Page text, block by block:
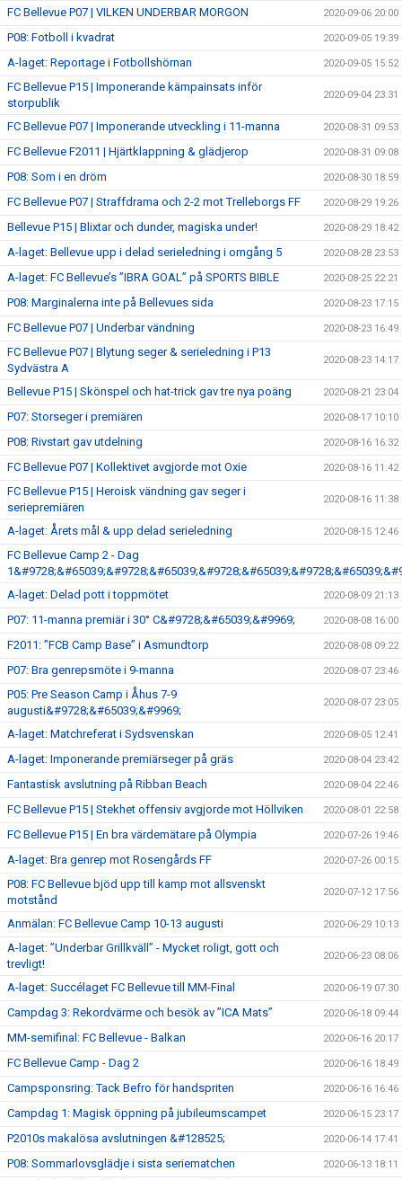
FC Bellevue P07 | VILKEN UNDERBAR MORGON 2020-09-06 20:00
P08: Fotboll i kvadrat 2020-09-05 19:39
A-laget: Reportage i Fotbollshörnan 2020-09-05 15:52
FC Bellevue P15 | Imponerande kämpainsats inför
storpublik
2020-09-04 23:31
FC Bellevue P07 | Imponerande utveckling i 11-manna 2020-08-31 09:53
FC Bellevue F2011 | Hjärtklappning & glädjerop 2020-08-31 09:08
P08: Som i en dröm 2020-08-30 18:59
FC Bellevue P07 | Straffdrama och 2-2 mot Trelleborgs FF 2020-08-29 19:26
Bellevue P15 | Blixtar och dunder, magiska under! 2020-08-29 18:42
A-laget: Bellevue upp i delad serieledning i omgång 5 2020-08-28 23:53
A-laget: FC Bellevue’s ”IBRA GOAL” på SPORTS BIBLE 2020-08-25 22:21
P08: Marginalerna inte på Bellevues sida 2020-08-23 17:15
FC Bellevue P07 | Underbar vändning 2020-08-23 16:49
FC Bellevue P07 | Blytung seger & serieledning i P13
Sydvästra A
2020-08-23 14:17
Bellevue P15 | Skönspel och hat-trick gav tre nya poäng 2020-08-21 23:04
P07: Storseger i premiären 2020-08-17 10:10
P08: Rivstart gav utdelning 2020-08-16 16:32
FC Bellevue P07 | Kollektivet avgjorde mot Oxie 2020-08-16 11:42
FC Bellevue P15 | Heroisk vändning gav seger i
seriepremiären
2020-08-16 11:38
A-laget: Årets mål & upp delad serieledning 2020-08-15 12:46
FC Bellevue Camp 2 - Dag
A-laget: Delad pott i toppmötet
2020-08-09 21:13
P07: 11-manna premiär i 30° C&#9728;&#65039;&#9969; 2020-08-08 16:00
F2011: ”FCB Camp Base” i Asmundtorp 2020-08-08 09:22
P07: Bra genrepsmöte i 9-manna 2020-08-07 23:46
P05: Pre Season Camp i Åhus 7-9
augusti&#9728;&#65039;&#9969;
2020-08-07 23:05
A-laget: Matchreferat i Sydsvenskan 2020-08-05 12:41
A-laget: Imponerande premiärseger på gräs 2020-08-04 23:42
Fantastisk avslutning på Ribban Beach 2020-08-04 22:46
FC Bellevue P15 | Stekhet offensiv avgjorde mot Höllviken 2020-08-01 22:58
FC Bellevue P15 | En bra värdemätare på Olympia 2020-07-26 19:46
A-laget: Bra genrep mot Rosengårds FF 2020-07-26 00:15
P08: FC Bellevue bjöd upp till kamp mot allsvenskt
motstånd
2020-07-12 17:56
Anmälan: FC Bellevue Camp 10-13 augusti 2020-06-29 10:13
A-laget: ”Underbar Grillkväll” - Mycket roligt, gott och
trevligt!
2020-06-23 08:06
A-laget: Succélaget FC Bellevue till MM-Final 2020-06-19 07:30
Campdag 3: Rekordvärme och besök av ”ICA Mats” 2020-06-18 09:44
MM-semifinal: FC Bellevue - Balkan 2020-06-16 20:17
FC Bellevue Camp - Dag 2 2020-06-16 18:49
Campsponsring: Tack Befro för handspriten 2020-06-16 16:46
Campdag 1: Magisk öppning på jubileumscampet 2020-06-15 23:17
P2010s makalösa avslutningen &#128525; 2020-06-14 17:41
P08: Sommarlovsglädje i sista seriematchen 2020-06-13 18:11